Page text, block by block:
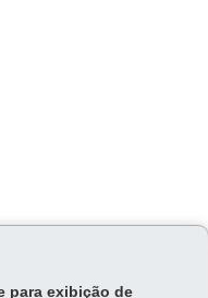
para exibição de